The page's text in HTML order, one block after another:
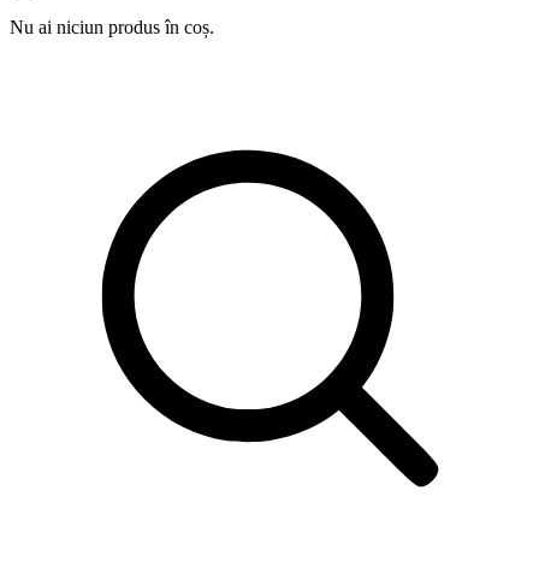
Nu ai niciun produs în coș.